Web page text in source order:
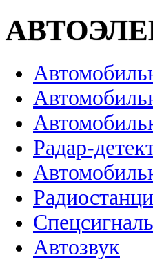
Радар-
Автозвук